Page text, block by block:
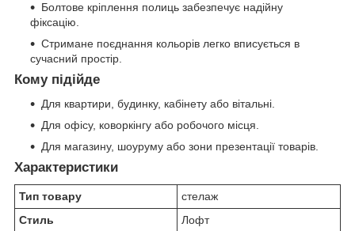
Болтове кріплення полиць забезпечує надійну
фіксацію.
Стримане поєднання кольорів легко вписується в
сучасний простір.
Кому підійде
Для квартири, будинку, кабінету або вітальні.
Для офісу, коворкінгу або робочого місця.
Для магазину, шоуруму або зони презентації товарів.
Характеристики
Тип товару
стелаж
Стиль
Лофт